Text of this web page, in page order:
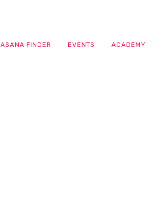
ASANA FINDER EVENTS ACADEMY